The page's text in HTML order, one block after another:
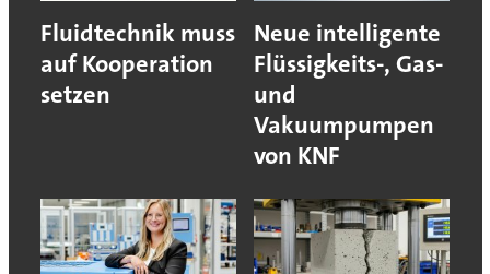
Fluidtechnik muss
auf Kooperation
setzen
Neue intelligente
Flüssigkeits-, Gas-
und
Vakuumpumpen
von KNF